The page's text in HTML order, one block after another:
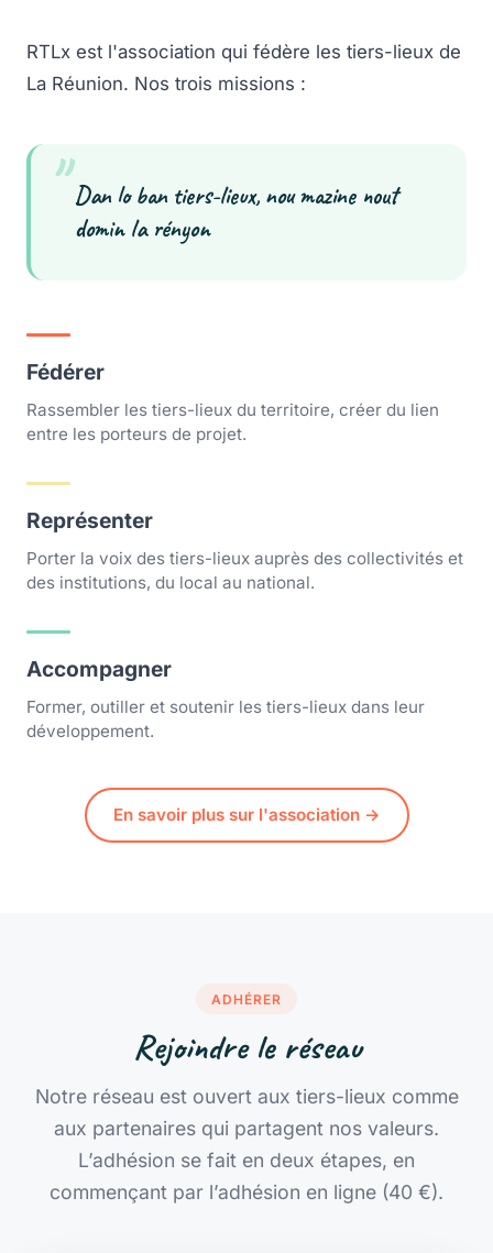
RTLx est l'association qui fédère les tiers-lieux de
La Réunion. Nos trois missions :
" Dan lo ban tiers-lieux, nou mazine nout
domin la rényon
Fédérer
Rassembler les tiers-lieux du territoire, créer du lien
entre les porteurs de projet.
Représenter
Porter la voix des tiers-lieux auprès des collectivités et
des institutions, du local au national.
Accompagner
Former, outiller et soutenir les tiers-lieux dans leur
développement.
En savoir plus sur l'association →
ADHÉRER
Rejoindre le réseau
Notre réseau est ouvert aux tiers-lieux comme
aux partenaires qui partagent nos valeurs.
L’adhésion se fait en deux étapes, en
commençant par l’adhésion en ligne (40 €).